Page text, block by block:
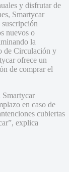
y disfrutar de
Smartycar
nuevos o
la
de Circulación y
ofrece un
de comprar el
Smartycar
en caso de
cubiertas
explica